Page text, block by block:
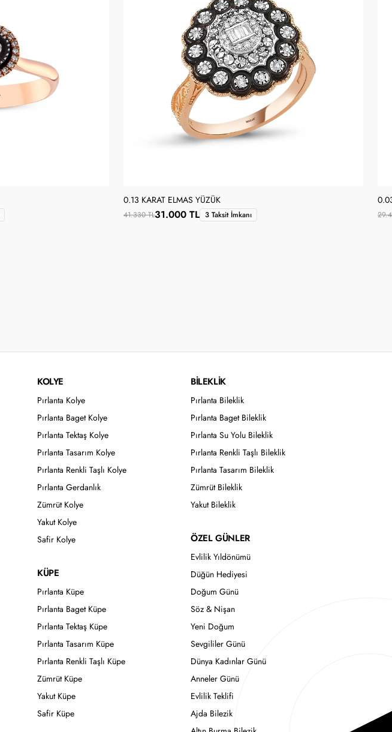
0.13 KARAT ELMAS YÜZÜK
41.330 TL31.000 TL 3 Taksit İmkanı
KOLYE
Pırlanta Kolye
Pırlanta Baget Kolye
Pırlanta Tektaş Kolye
Pırlanta Tasarım Kolye
Pırlanta Renkli Taşlı Kolye
Pırlanta Gerdanlık
Zümrüt Kolye
Yakut Kolye
Safir Kolye
KÜPE
Pırlanta Küpe
Pırlanta Baget Küpe
Pırlanta Tektaş Küpe
Pırlanta Tasarım Küpe
Pırlanta Renkli Taşlı Küpe
Zümrüt Küpe
Yakut Küpe
Safir Küpe
BİLEKLİK
Pırlanta Bileklik
Pırlanta Baget Bileklik
Pırlanta Su Yolu Bileklik
Pırlanta Renkli Taşlı Bileklik
Pırlanta Tasarım Bileklik
Zümrüt Bileklik
Yakut Bileklik
ÖZEL GÜNLER
Evlilik Yıldönümü
Düğün Hediyesi
Doğum Günü
Söz & Nişan
Yeni Doğum
Sevgililer Günü
Dünya Kadınlar Günü
Anneler Günü
Evlilik Teklifi
Ajda Bilezik